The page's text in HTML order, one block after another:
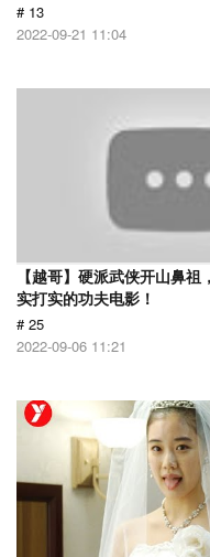
# 13
2022-09-21 11:04
【越哥】硬派武侠开山鼻
实打实的功夫电影！
# 25
2022-09-06 11:21